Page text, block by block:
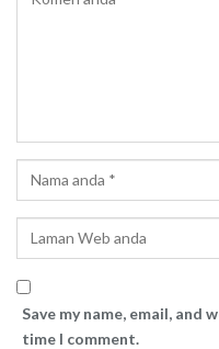
Save my name, email,
time I comment.